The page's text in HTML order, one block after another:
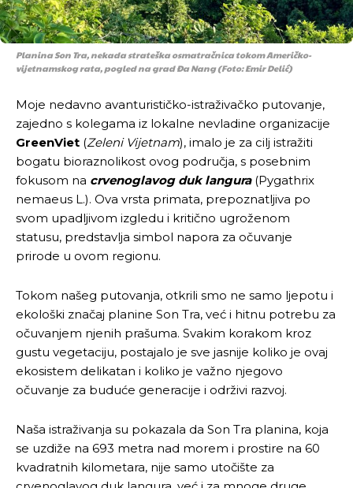
Planina Son Tra, nekada strateška osmatračnica tokom Američko-
vijetnamskog rata, pogled na grad Đa Nang (Foto: Emir Delić)
Moje nedavno avanturističko-istraživačko putovanje,
zajedno s kolegama iz lokalne nevladine organizacije
GreenViet (Zeleni Vijetnam), imalo je za cilj istražiti
bogatu bioraznolikost ovog područja, s posebnim
fokusom na crvenoglavog duk langura(Pygathrix
nemaeus L.). Ova vrsta primata, prepoznatljiva po
svom upadljivom izgledu i kritično ugroženom
statusu, predstavlja simbol napora za očuvanje
prirode u ovom regionu.
Tokom našeg putovanja, otkrili smo ne samo ljepotu i
ekološki značaj planine Son Tra, već i hitnu potrebu za
očuvanjem njenih prašuma. Svakim korakom kroz
gustu vegetaciju, postajalo je sve jasnije koliko je ovaj
ekosistem delikatan i koliko je važno njegovo
očuvanje za buduće generacije i održivi razvoj.
Naša istraživanja su pokazala da Son Tra planina, koja
se uzdiže na 693 metra nad morem i prostire na 60
kvadratnih kilometara, nije samo utočište za